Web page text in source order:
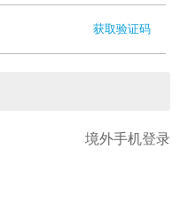
获取验证码
境外手机登录